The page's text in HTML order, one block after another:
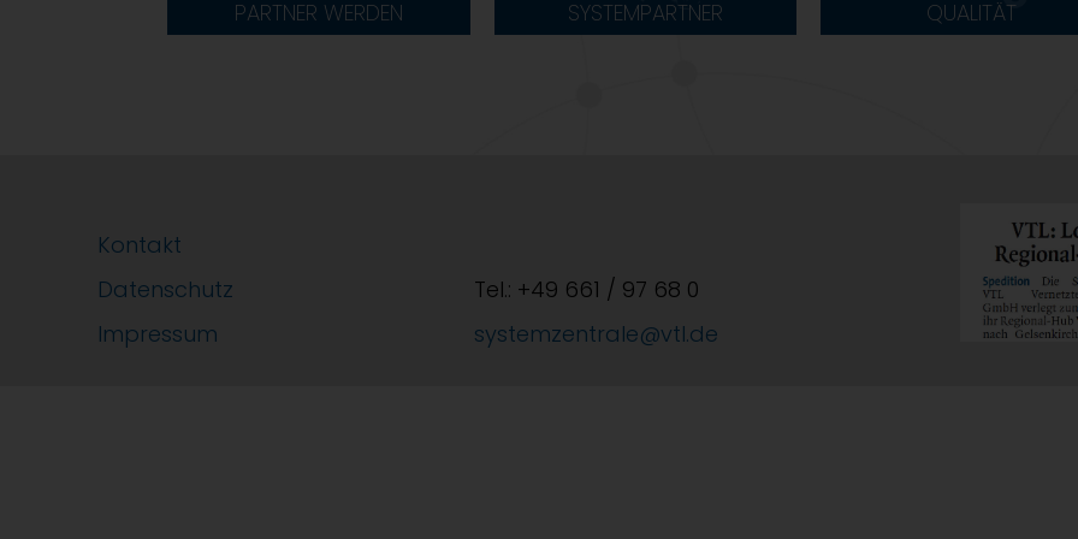
PARTNER WERDEN SYSTEMPARTNER QUALITÄT
Kontakt
Datenschutz
Impressum
Tel.: +49 661 / 97 68 0
systemzentrale@vtl.de